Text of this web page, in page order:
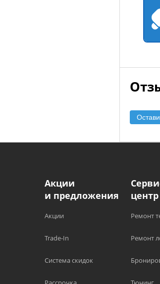
Акции
и предложения
Акции
Trade-In
Система скидок
центр
Ремонт
Ремонт